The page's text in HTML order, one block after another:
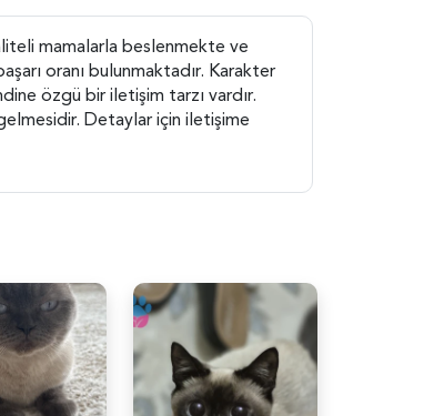
mamalarla beslenmekte ve
oranı bulunmaktadır. Karakter
özgü bir iletişim tarzı vardır.
Detaylar için iletişime